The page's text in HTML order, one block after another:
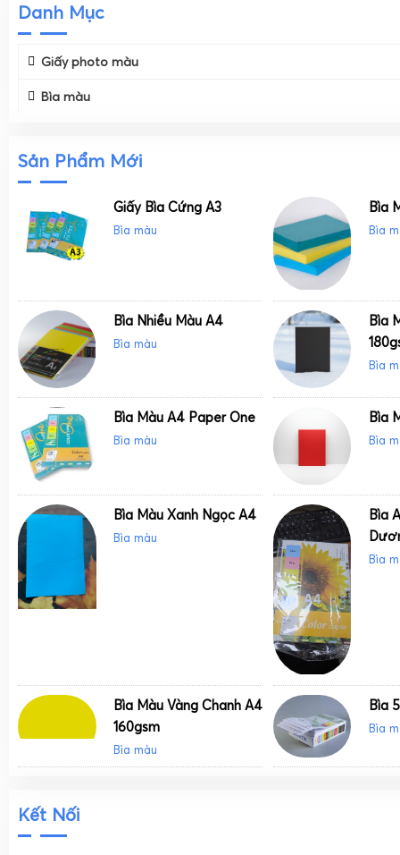
Danh Mục
Giấy photo màu
Bìa màu
Sản Phẩm Mới
Giấy Bìa Cứng A3
Bìa màu
Bìa
Bìa
Bìa Nhiều Màu A4
Bìa màu
Bìa
Bìa
Bìa Màu A4 Paper One
Bìa màu
Bìa
Bìa
Bìa Màu Xanh Ngọc A4
Bìa màu
Bìa
Bìa
Bìa Màu Vàng Chanh A4
160gsm
Bìa màu
Bìa
Bìa
Kết Nối